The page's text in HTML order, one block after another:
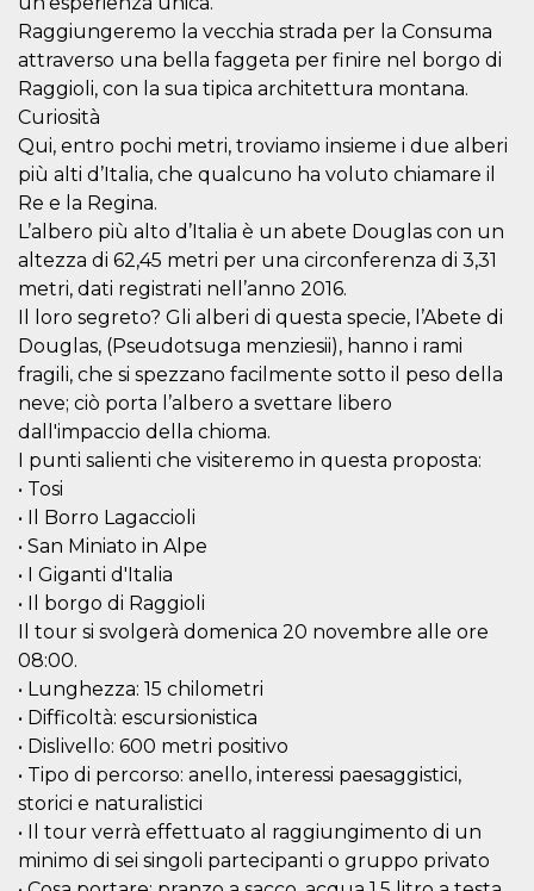
Raggiungeremo la vecchia strada per la Consuma
attraverso una bella faggeta per finire nel borgo di
Raggioli, con la sua tipica architettura montana.
Curiosità
Qui, entro pochi metri, troviamo insieme i due alberi
più alti d’Italia, che qualcuno ha voluto chiamare il
Re e la Regina.
L’albero più alto d’Italia è un abete Douglas con un
altezza di 62,45 metri per una circonferenza di 3,31
metri, dati registrati nell’anno 2016.
Il loro segreto? Gli alberi di questa specie, l’Abete di
Douglas, (Pseudotsuga menziesii), hanno i rami
fragili, che si spezzano facilmente sotto il peso della
neve; ciò porta l’albero a svettare libero
dall'impaccio della chioma.
I punti salienti che visiteremo in questa proposta:
• Tosi
• Il Borro Lagaccioli
• San Miniato in Alpe
• I Giganti d'Italia
• Il borgo di Raggioli
Il tour si svolgerà domenica 20 novembre alle ore
08:00.
• Lunghezza: 15 chilometri
• Difficoltà: escursionistica
• Dislivello: 600 metri positivo
• Tipo di percorso: anello, interessi paesaggistici,
storici e naturalistici
• Il tour verrà effettuato al raggiungimento di un
minimo di sei singoli partecipanti o gruppo privato